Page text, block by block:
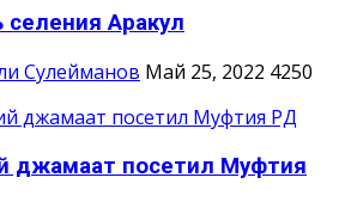
Аракул
Сулейманов Май 25, 2022 4250
джамаат посетил Муфтия